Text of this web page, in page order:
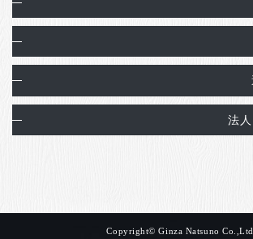
法
Copyright© Ginza Natsuno Co.,Ltd.